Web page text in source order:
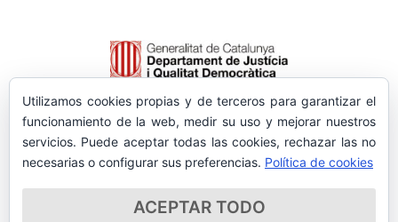
Utilizamos cookies propias y de terceros para garantizar el
funcionamiento de la web, medir su uso y mejorar nuestros
servicios. Puede aceptar todas las cookies, rechazar las no
necesarias o configurar sus preferencias. Política de cookies
ACEPTAR TODO